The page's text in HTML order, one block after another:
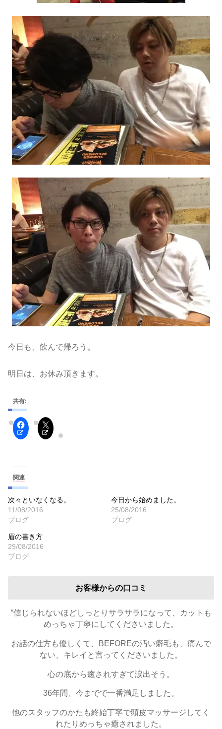
今日も、飲んで帰ろう。
明日は、お休み頂きます。
共有:
関連
次々といなくなる。
11/08/2016
ブログ
今日から始めました。
25/08/2016
ブログ
眉の書き方
29/08/2016
ブログ
お客様からの口コミ
“信じられないほどしっとりサラサラになって、カットも
めっちゃ丁寧にしてくださいました。
お話の仕方も優しくて、BEFOREの汚い癖毛も、痛んで
ない、キレイと言ってくださいました。
心の底から癒されすぎて涙出そう。
36年間、今までで一番満足しました。
他のスタッフのかたも終始丁寧で頭皮マッサージしてく
れたりめっちゃ癒されました。